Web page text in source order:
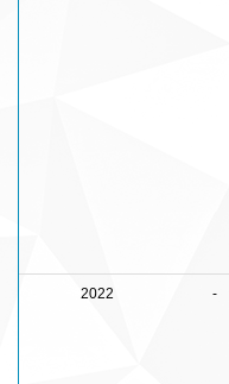
2022 -